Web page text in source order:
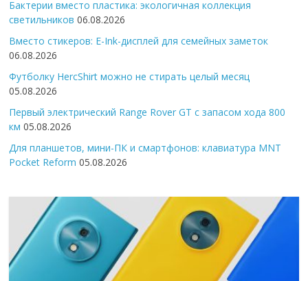
Бактерии вместо пластика: экологичная коллекция
светильников 06.08.2026
Вместо стикеров: E-Ink-дисплей для семейных заметок
06.08.2026
Футболку HercShirt можно не стирать целый месяц
05.08.2026
Первый электрический Range Rover GT с запасом хода 800
км 05.08.2026
Для планшетов, мини-ПК и смартфонов: клавиатура MNT
Pocket Reform 05.08.2026